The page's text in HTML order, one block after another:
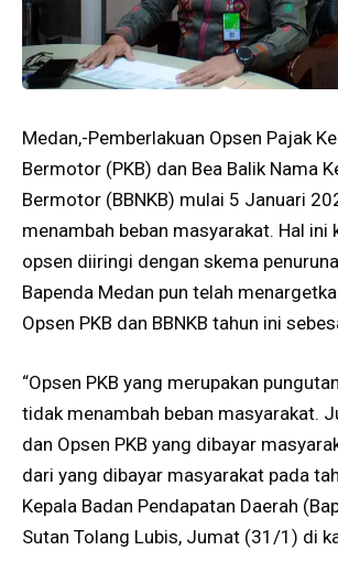
Medan,-Pemberlakuan Opsen Pajak
Bermotor (PKB) dan Bea Balik Nama
Bermotor (BBNKB) mulai 5 Januari
menambah beban masyarakat. Hal ini
opsen diiringi dengan skema
Bapenda Medan pun telah
Opsen PKB dan BBNKB tahun ini
“Opsen PKB yang merupakan
tidak menambah beban masyarakat.
dan Opsen PKB yang dibayar
dari yang dibayar masyarakat pada
Kepala Badan Pendapatan Daerah
Sutan Tolang Lubis, Jumat (31/1) di